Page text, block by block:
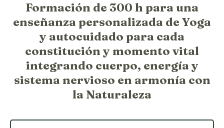
Formación de 300 h para una
enseñanza personalizada de Yoga
y autocuidado para cada
constitución y momento vital
integrando cuerpo, energía y
sistema nervioso en armonía con
la Naturaleza